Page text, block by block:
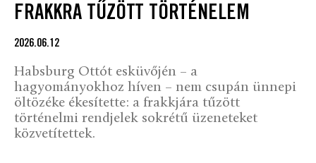
FRAKKRA TŰZÖTT TÖRTÉNELEM
2026.06.12
Habsburg Ottót esküvőjén – a
hagyományokhoz híven – nem csupán ünnepi
öltözéke ékesítette: a frakkjára tűzött
történelmi rendjelek sokrétű üzeneteket
közvetítettek.